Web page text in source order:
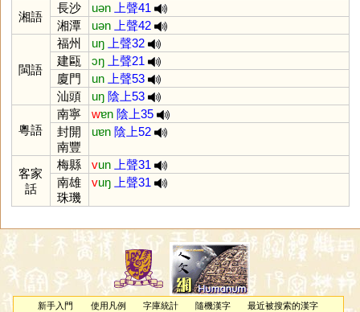
湘語
長沙 uən
上聲41
湘潭
uən 上聲42
閩語
福州 uŋ
上聲32
建甌
ɔŋ
上聲21
廈門
un
上聲53
汕頭
uŋ 陰上53
粵語
南寧 wɐn 陰上35
封開
南豐
uɐn 陰上52
客家
話
梅縣 vun
上聲31
南雄
珠璣
vuŋ 上聲31
新手入門 使用凡例 字庫統計 隨機漢字 最近被搜索的漢字